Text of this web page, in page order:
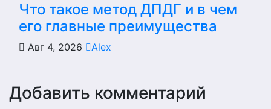
Что такое метод ДПДГ и в чем
его главные преимущества
Авг 4, 2026 Alex
Добавить комментарий